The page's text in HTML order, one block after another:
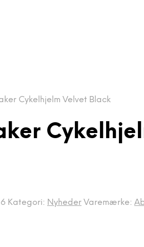
Cykelhjelm Velvet Black
Kategori: Nyheder Varemærke: